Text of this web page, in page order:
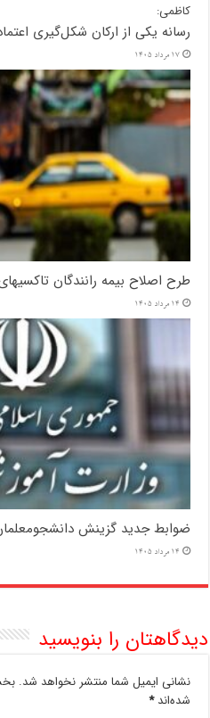
کاظمی:
رسانه یکی از ارکان شکل‌گیری
17 مرداد 1405
طرح اصلاح بیمه رانندگان
14 مرداد 1405
ضوابط جدید گزینش
14 مرداد 1405
دیدگاهتان را بنویسید
نشانی ایمیل شما منتشر نخواهد شد.
شده‌اند*